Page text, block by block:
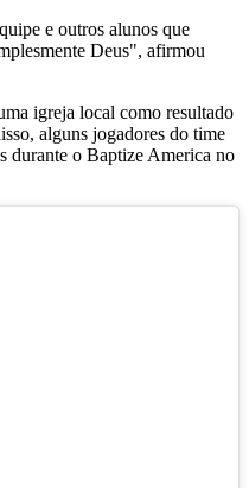
e outros alunos que
Deus", afirmou
igreja local como resultado
alguns jogadores do time
durante o Baptize America no